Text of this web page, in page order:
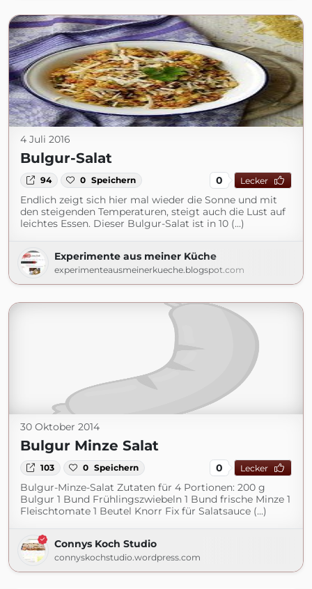
4 Juli 2016
Bulgur-Salat
94 0 Speichern 0 Lecker
Endlich zeigt sich hier mal wieder die Sonne und mit
den steigenden Temperaturen, steigt auch die Lust auf
leichtes Essen. Dieser Bulgur-Salat ist in 10 (...)
Experimente aus meiner Küche
experimenteausmeinerkueche.blogspot.com
30 Oktober 2014
Bulgur Minze Salat
103 0 Speichern 0 Lecker
Bulgur-Minze-Salat Zutaten für 4 Portionen: 200 g
Bulgur 1 Bund Frühlingszwiebeln 1 Bund frische Minze 1
Fleischtomate 1 Beutel Knorr Fix für Salatsauce (...)
Connys Koch Studio
connyskochstudio.wordpress.com